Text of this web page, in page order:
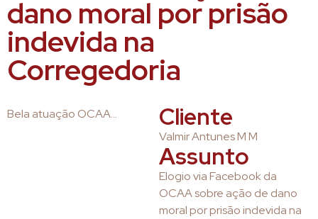
dano moral por prisão
indevida na
Corregedoria
Bela atuação OCAA… Cliente
Valmir Antunes M M
Assunto
Elogio via Facebook da
OCAA sobre ação de dano
moral por prisão indevida na